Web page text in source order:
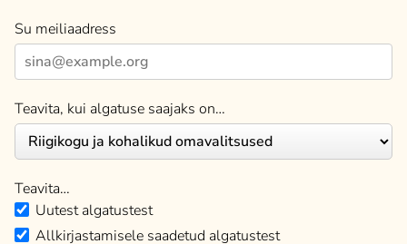
Su meiliaadress
Teavita, kui algatuse saajaks on…
Teavita…
Uutest algatustest
Allkirjastamisele saadetud algatustest